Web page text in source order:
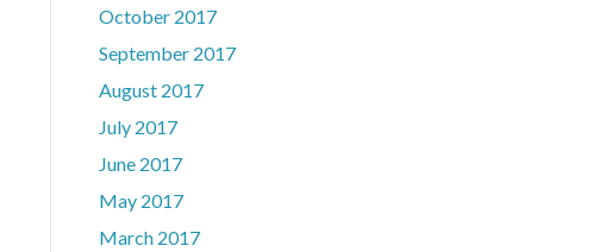
October 2017
September 2017
August 2017
July 2017
June 2017
May 2017
March 2017